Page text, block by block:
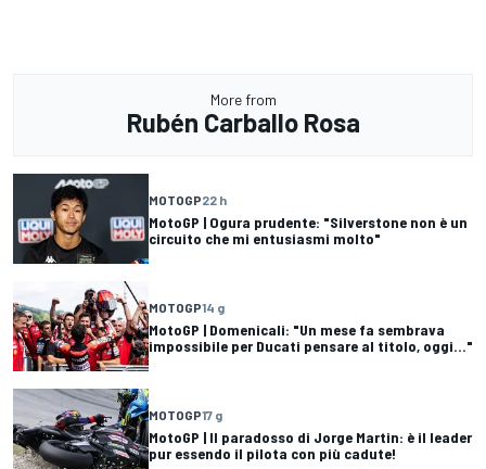
More from
Rubén Carballo Rosa
MOTOGP22 h
MotoGP | Ogura prudente: "Silverstone non è un
circuito che mi entusiasmi molto"
MOTOGP14 g
MotoGP | Domenicali: "Un mese fa sembrava
impossibile per Ducati pensare al titolo, oggi..."
MOTOGP17 g
MotoGP | Il paradosso di Jorge Martin: è il leader
pur essendo il pilota con più cadute!